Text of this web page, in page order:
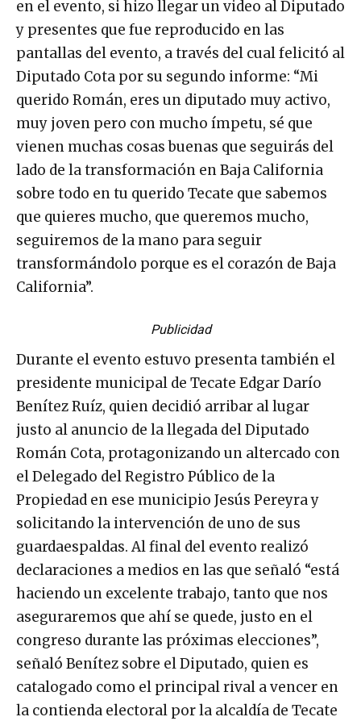
en el evento, si hizo llegar un video al Diputado
y presentes que fue reproducido en las
pantallas del evento, a través del cual felicitó al
Diputado Cota por su segundo informe: “Mi
querido Román, eres un diputado muy activo,
muy joven pero con mucho ímpetu, sé que
vienen muchas cosas buenas que seguirás del
lado de la transformación en Baja California
sobre todo en tu querido Tecate que sabemos
que quieres mucho, que queremos mucho,
seguiremos de la mano para seguir
transformándolo porque es el corazón de Baja
California”.
Publicidad
Durante el evento estuvo presenta también el
presidente municipal de Tecate Edgar Darío
Benítez Ruíz, quien decidió arribar al lugar
justo al anuncio de la llegada del Diputado
Román Cota, protagonizando un altercado con
el Delegado del Registro Público de la
Propiedad en ese municipio Jesús Pereyra y
solicitando la intervención de uno de sus
guardaespaldas. Al final del evento realizó
declaraciones a medios en las que señaló “está
haciendo un excelente trabajo, tanto que nos
aseguraremos que ahí se quede, justo en el
congreso durante las próximas elecciones”,
señaló Benítez sobre el Diputado, quien es
catalogado como el principal rival a vencer en
la contienda electoral por la alcaldía de Tecate